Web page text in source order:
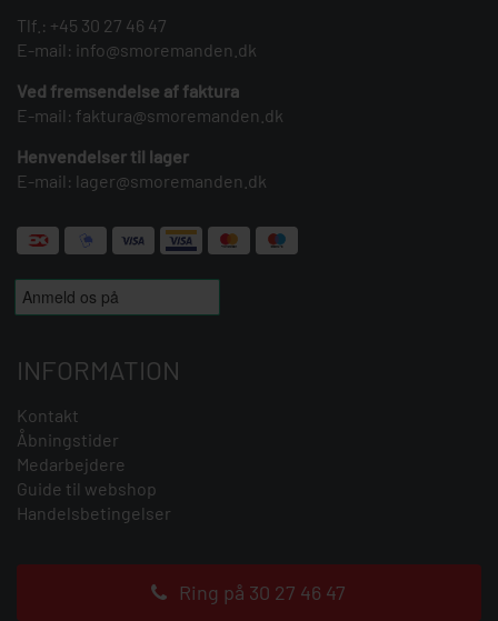
Tlf.: +45 30 27 46 47
E-mail: info@smoremanden.dk
Ved fremsendelse af faktura
E-mail: faktura@smoremanden.dk
Henvendelser til lager
E-mail: lager@smoremanden.dk
INFORMATION
Kontakt
Åbningstider
Medarbejdere
Guide til webshop
Handelsbetingelser
Ring på 30 27 46 47